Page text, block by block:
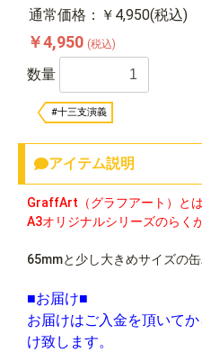
通常価格：￥4,950(税込)
￥4,950 (税込)
数量
#十三支演義
アイテム説明
GraffArt（グラフアート）とは
A3オリジナルシリーズのらく
65mmと少し大きめサイズの缶
■お届け■
お届けはご入金を頂いて
け致します。